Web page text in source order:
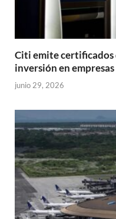
Citi emite certificados
inversión en
junio 29, 2026